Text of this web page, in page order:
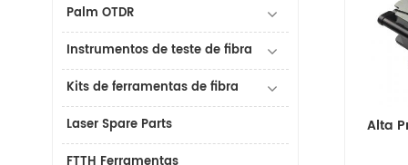
Palm OTDR
Instrumentos de teste de fibra
Kits de ferramentas de fibra
Laser Spare Parts
Alta